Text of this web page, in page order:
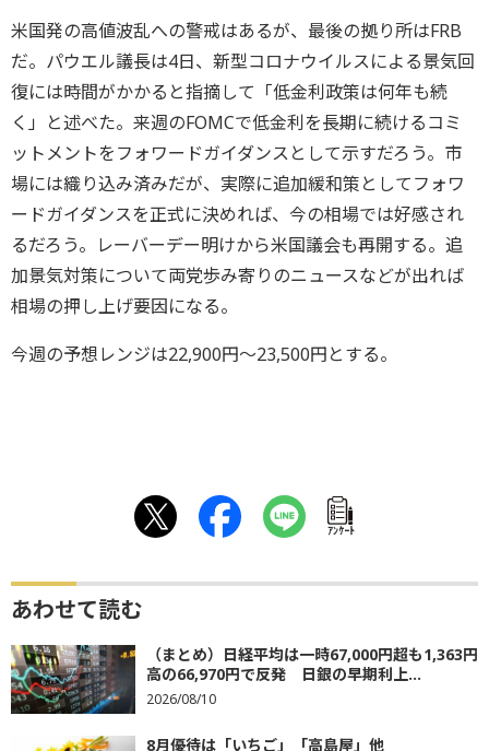
米国発の高値波乱への警戒はあるが、最後の拠り所はFRB
だ。パウエル議長は4日、新型コロナウイルスによる景気回
復には時間がかかると指摘して「低金利政策は何年も続
く」と述べた。来週のFOMCで低金利を長期に続けるコミ
ットメントをフォワードガイダンスとして示すだろう。市
場には織り込み済みだが、実際に追加緩和策としてフォワ
ードガイダンスを正式に決めれば、今の相場では好感され
るだろう。レーバーデー明けから米国議会も再開する。追
加景気対策について両党歩み寄りのニュースなどが出れば
相場の押し上げ要因になる。
今週の予想レンジは22,900円～23,500円とする。
ｱﾝｹｰﾄ
あわせて読む
（まとめ）日経平均は一時67,000円超も1,363円
高の66,970円で反発 日銀の早期利上...
2026/08/10
8月優待は「いちご」「高島屋」他